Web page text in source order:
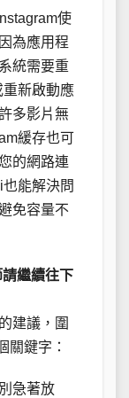
使
為應用程
統需要重
新啟動應
多影片無
緩存也可
的網路連
能解決問
免容量不
繼續往下
建議，圍
關鍵字：
急著放